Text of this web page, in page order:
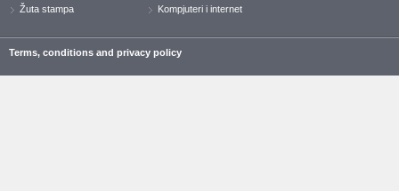
Žuta stampa
Kompjuteri i internet
Terms, conditions and privacy policy